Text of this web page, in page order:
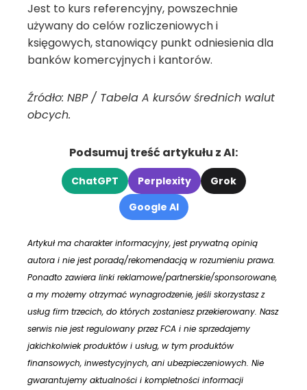
Jest to kurs referencyjny, powszechnie
używany do celów rozliczeniowych i
księgowych, stanowiący punkt odniesienia dla
banków komercyjnych i kantorów.
Źródło: NBP / Tabela A kursów średnich walut
obcych.
Podsumuj treść artykułu z AI:
ChatGPT Perplexity
Grok
Google AI
Artykuł ma charakter informacyjny, jest prywatną opinią
autora i nie jest poradą/rekomendacją w rozumieniu prawa.
Ponadto zawiera linki reklamowe/partnerskie/sponsorowane,
a my możemy otrzymać wynagrodzenie, jeśli skorzystasz z
usług firm trzecich, do których zostaniesz przekierowany. Nasz
serwis nie jest regulowany przez FCA i nie sprzedajemy
jakichkolwiek produktów i usług, w tym produktów
finansowych, inwestycyjnych, ani ubezpieczeniowych. Nie
gwarantujemy aktualności i kompletności informacji